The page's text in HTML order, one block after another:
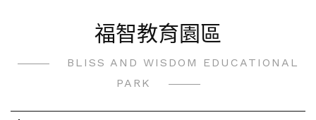
福智教育園區
BLISS AND WISDOM EDUCATIONAL
PARK